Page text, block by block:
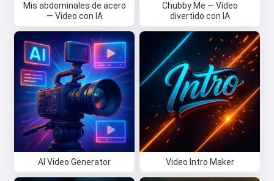
Mis abdominales de acero
— Video con IA
Chubby Me — Vídeo
divertido con IA
AI Video Generator Video Intro Maker